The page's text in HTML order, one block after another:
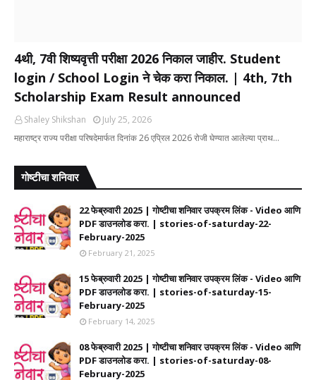
4थी, 7वी शिष्यवृत्ती परीक्षा 2026 निकाल जाहीर. Student
login / School Login ने चेक करा निकाल. | 4th, 7th
Scholarship Exam Result announced
Shaley Shikshan
July 25, 2026
महाराष्ट्र राज्य परीक्षा परिषदेमार्फत दिनांक 26 एप्रिल 2026 रोजी घेण्यात आलेल्या प्राथ…
गोष्टीचा शनिवार
22 फेब्रुवारी 2025 | गोष्टीचा शनिवार उपक्रम लिंक - Video आणि
PDF डाउनलोड करा. | stories-of-saturday-22-
February-2025
February 21, 2025
15 फेब्रुवारी 2025 | गोष्टीचा शनिवार उपक्रम लिंक - Video आणि
PDF डाउनलोड करा. | stories-of-saturday-15-
February-2025
February 14, 2025
08 फेब्रुवारी 2025 | गोष्टीचा शनिवार उपक्रम लिंक - Video आणि
PDF डाउनलोड करा. | stories-of-saturday-08-
February-2025